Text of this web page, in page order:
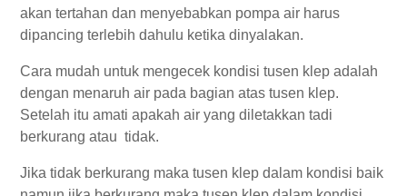
akan tertahan dan menyebabkan pompa air harus
dipancing terlebih dahulu ketika dinyalakan.
Cara mudah untuk mengecek kondisi tusen klep adalah
dengan menaruh air pada bagian atas tusen klep.
Setelah itu amati apakah air yang diletakkan tadi
berkurang atau tidak.
Jika tidak berkurang maka tusen klep dalam kondisi baik